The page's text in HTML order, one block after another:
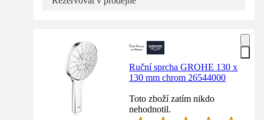
Ruční sprcha GROHE 130 x
130 mm chrom 26544000
Toto zboží zatím nikdo
nehodnotil.